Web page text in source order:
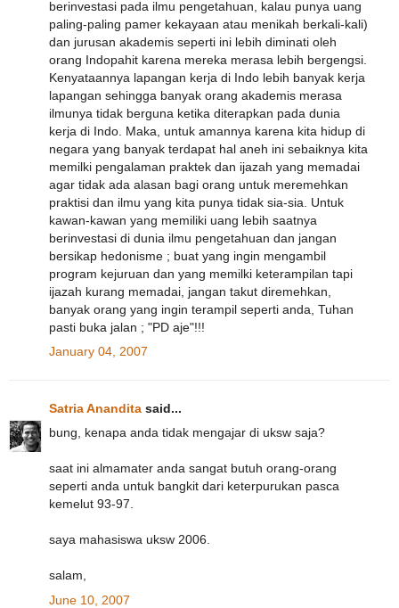
berinvestasi pada ilmu pengetahuan, kalau punya uang
paling-paling pamer kekayaan atau menikah berkali-kali)
dan jurusan akademis seperti ini lebih diminati oleh
orang Indopahit karena mereka merasa lebih bergengsi.
Kenyataannya lapangan kerja di Indo lebih banyak kerja
lapangan sehingga banyak orang akademis merasa
ilmunya tidak berguna ketika diterapkan pada dunia
kerja di Indo. Maka, untuk amannya karena kita hidup di
negara yang banyak terdapat hal aneh ini sebaiknya kita
memilki pengalaman praktek dan ijazah yang memadai
agar tidak ada alasan bagi orang untuk meremehkan
praktisi dan ilmu yang kita punya tidak sia-sia. Untuk
kawan-kawan yang memiliki uang lebih saatnya
berinvestasi di dunia ilmu pengetahuan dan jangan
bersikap hedonisme ; buat yang ingin mengambil
program kejuruan dan yang memilki keterampilan tapi
ijazah kurang memadai, jangan takut diremehkan,
banyak orang yang ingin terampil seperti anda, Tuhan
pasti buka jalan ; "PD aje"!!!
January 04, 2007
Satria Anandita said...
bung, kenapa anda tidak mengajar di uksw saja?
saat ini almamater anda sangat butuh orang-orang
seperti anda untuk bangkit dari keterpurukan pasca
kemelut 93-97.
saya mahasiswa uksw 2006.
salam,
June 10, 2007